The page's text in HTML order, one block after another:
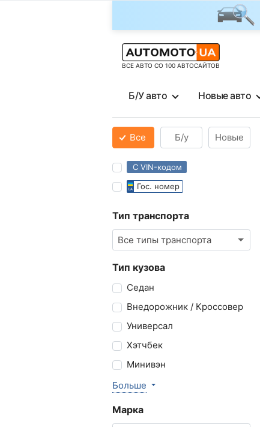
ВСЕ АВТО СО 100 АВТОСАЙТОВ
Б/У авто Новые авто
Все Б/у Новые
С VIN-кодом
Гос. номер
Тип транспорта
Все типы транспорта
Тип кузова
Седан
Внедорожник / Кроссовер
Универсал
Хэтчбек
Минивэн
Больше
Марка